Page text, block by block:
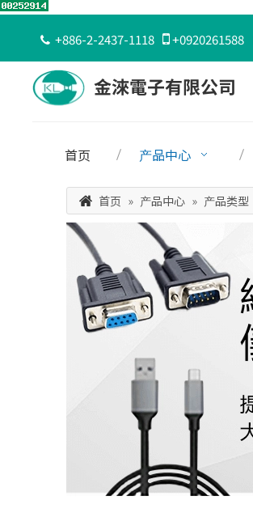
 +886-2-2437-1118 +0920261588
首页 产品中心
首页 » 产品中心 » 产品类型